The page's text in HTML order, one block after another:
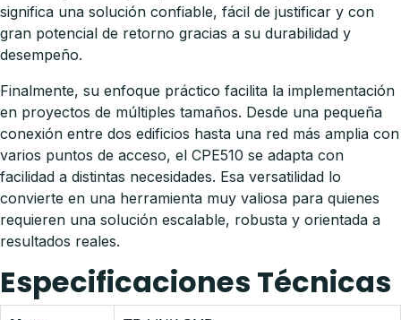
significa una solución confiable, fácil de justificar y con
gran potencial de retorno gracias a su durabilidad y
desempeño.
Finalmente, su enfoque práctico facilita la implementación
en proyectos de múltiples tamaños. Desde una pequeña
conexión entre dos edificios hasta una red más amplia con
varios puntos de acceso, el CPE510 se adapta con
facilidad a distintas necesidades. Esa versatilidad lo
convierte en una herramienta muy valiosa para quienes
requieren una solución escalable, robusta y orientada a
resultados reales.
Especificaciones Técnicas